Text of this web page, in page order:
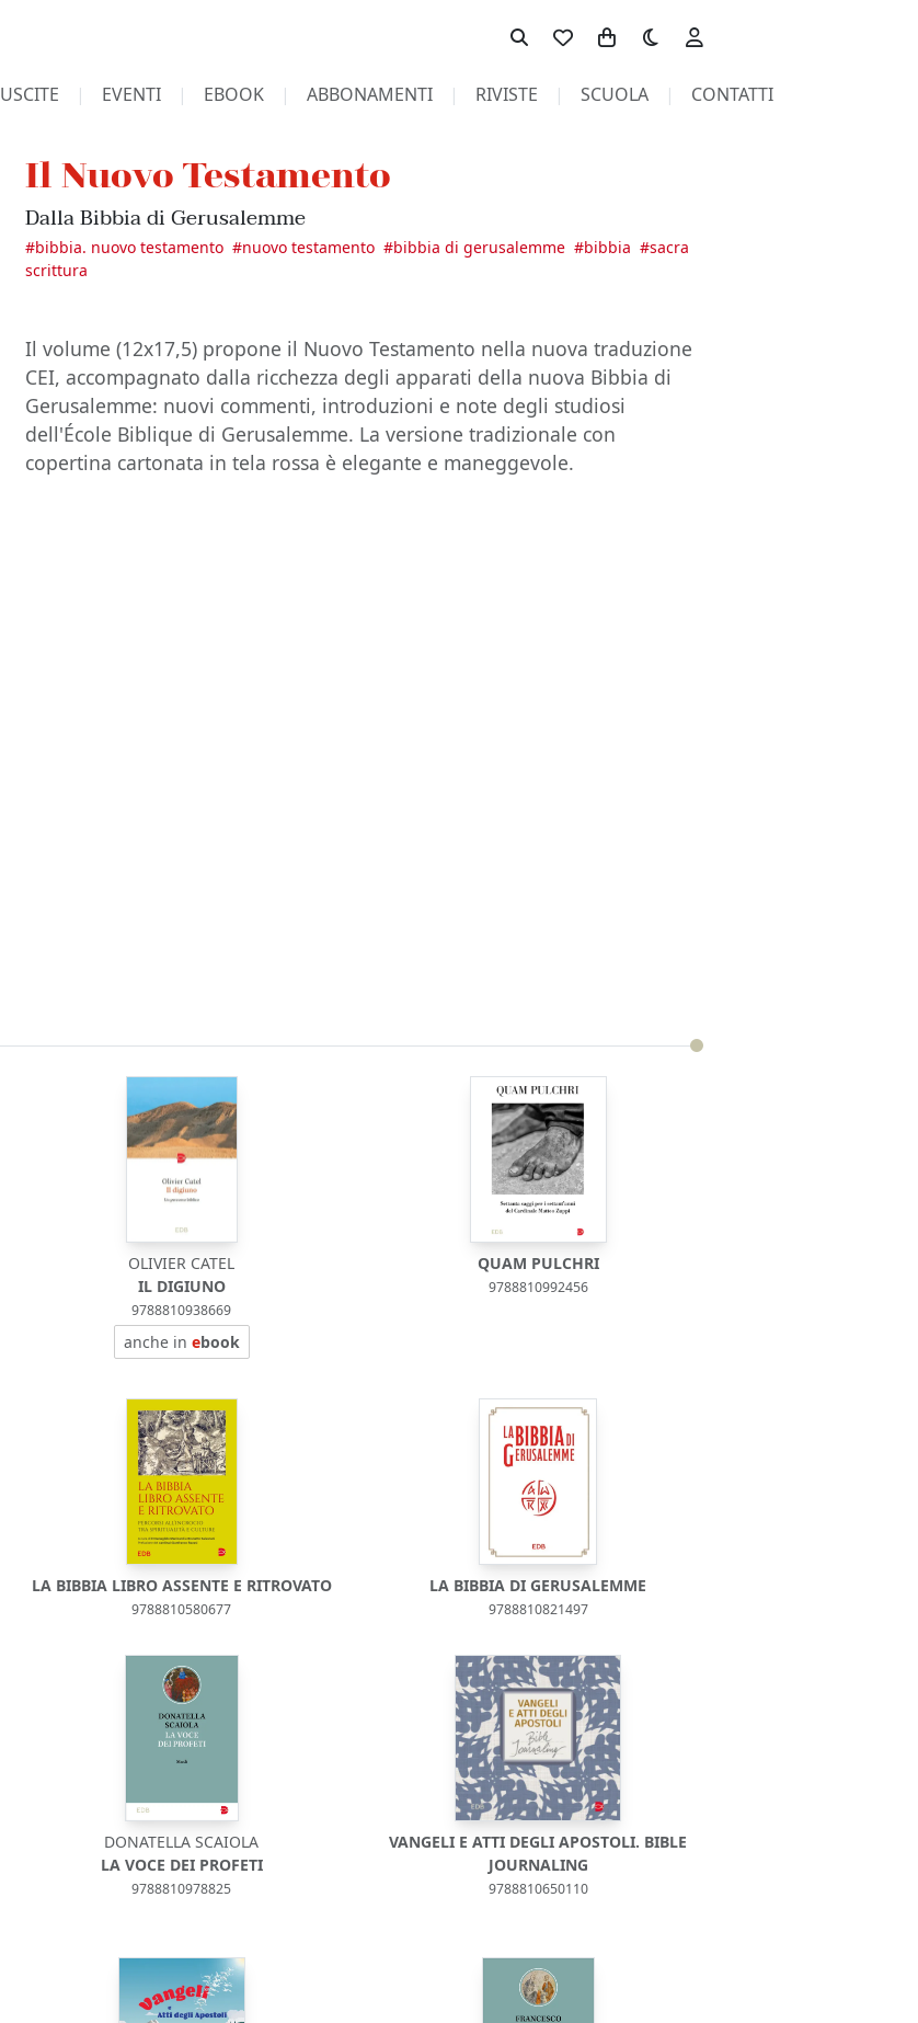
Toggle theme
USCITE EVENTI EBOOK ABBONAMENTI RIVISTE SCUOLA CONTATTI
Il Nuovo Testamento
Dalla Bibbia di Gerusalemme
#bibbia. nuovo testamento #nuovo testamento #bibbia di gerusalemme #bibbia #sacra
scrittura
Il volume (12x17,5) propone il Nuovo Testamento nella nuova traduzione
CEI, accompagnato dalla ricchezza degli apparati della nuova Bibbia di
Gerusalemme: nuovi commenti, introduzioni e note degli studiosi
dell'École Biblique di Gerusalemme. La versione tradizionale con
copertina cartonata in tela rossa è elegante e maneggevole.
OLIVIER CATEL
IL DIGIUNO
9788810938669
anche in ebook
QUAM PULCHRI
9788810992456
LA BIBBIA LIBRO ASSENTE E RITROVATO
9788810580677
LA BIBBIA DI GERUSALEMME
9788810821497
DONATELLA SCAIOLA
LA VOCE DEI PROFETI
9788810978825
VANGELI E ATTI DEGLI APOSTOLI. BIBLE
JOURNALING
9788810650110